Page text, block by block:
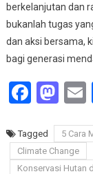
berkelanjutan dan
bukanlah tugas
dan aksi bersama,
bagi generasi
Tagged 5 Cara
Climate Change
Konservasi Hutan